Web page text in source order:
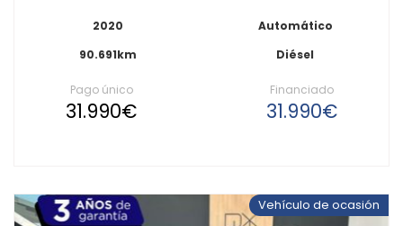
2020
90.691km
Automático
Diésel
Pago único
31.990€
Financiado
31.990€
Vehículo de ocasión